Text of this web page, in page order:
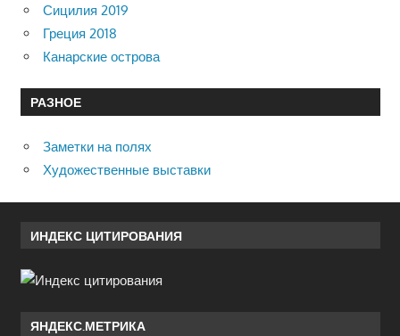
Сицилия 2019
Греция 2018
Канарские острова
РАЗНОЕ
Заметки на полях
Художественные выставки
ИНДЕКС ЦИТИРОВАНИЯ
ЯНДЕКС.МЕТРИКА